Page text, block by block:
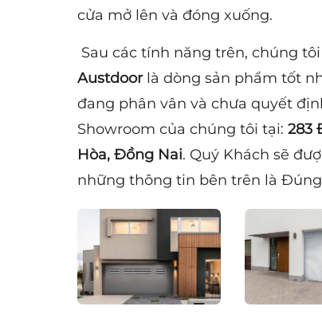
cửa mở lên và đóng xuống.
Sau các tính năng trên, chúng
Austdoor là dòng sản phẩm tốt
đang phân vân và chưa quyết
Showroom của chúng tôi tại: 283
Hòa, Đồng Nai. Quý Khách sẽ
những thông tin bên trên là Đúng